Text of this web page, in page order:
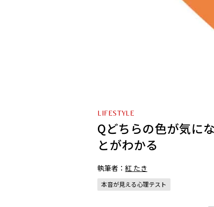
LIFESTYLE
Qどちらの色が気に
とがわかる
執筆者： 紅 たき
本音が見える心理テスト